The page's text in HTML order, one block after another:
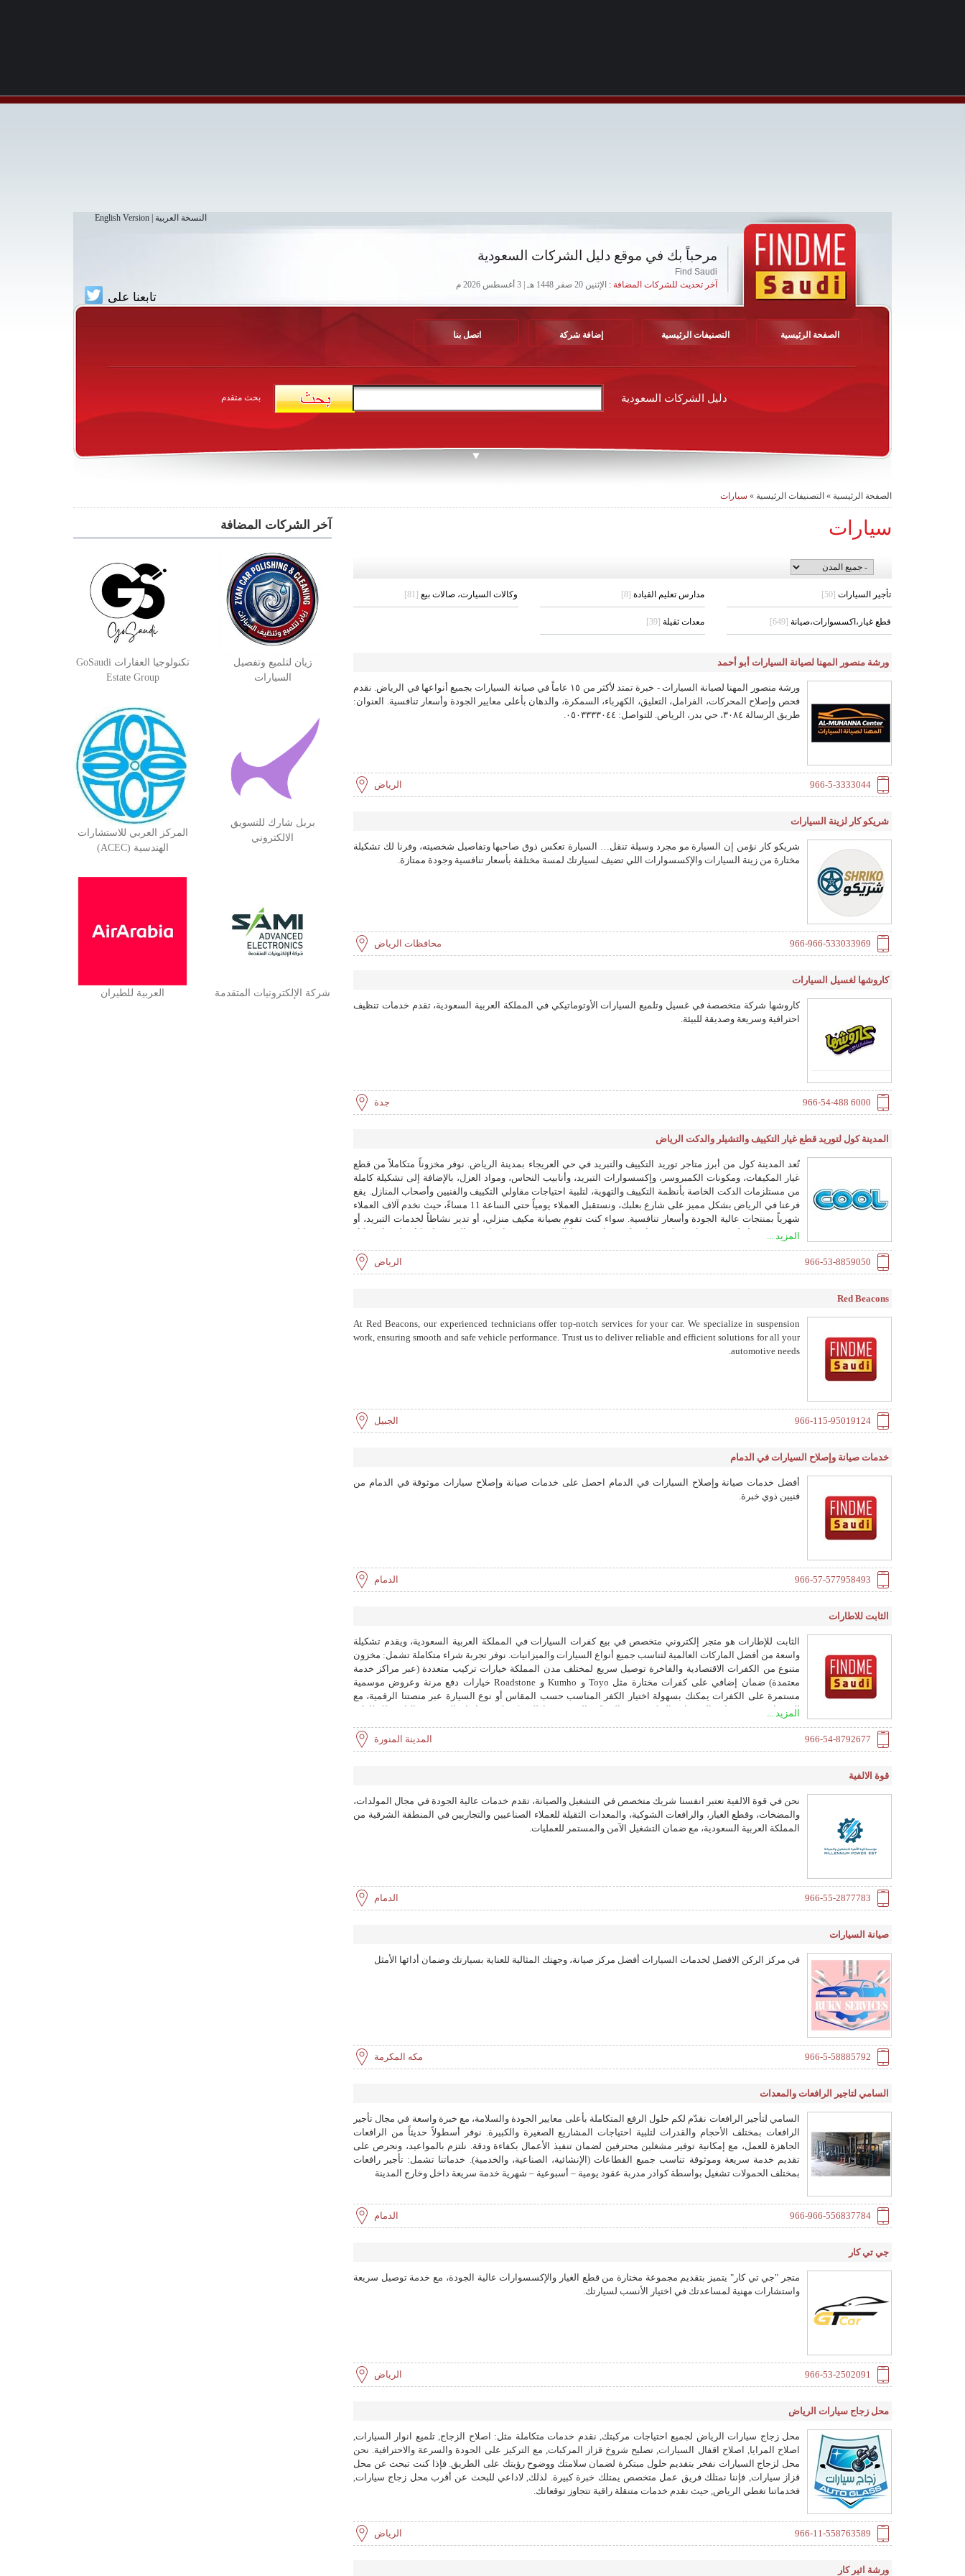
النسخة العربية English Version
مرحباً بك في موقع دليل الشركات السعودية
Find Saudi
آخر تحديث للشركات المضافة : الإثنين 20 صفر 1448 هـ | 3 أغسطس 2026 م
تابعنا على
الصفحة الرئيسية التصنيفات الرئيسية إضافة شركة اتصل بنا
دليل الشركات السعودية بحث متقدم
الصفحة الرئيسية » التصنيفات الرئيسية » سيارات
سيارات
تأجير السيارات [50]
قطع غيار،اكسسوارات،صيانة [649]
مدارس تعليم القيادة [8]
معدات ثقيلة [39]
وكالات السيارت، صالات بيع [81]
ورشة منصور المهنا لصيانة السيارات أبو أحمد
ورشة منصور المهنا لصيانة السيارات - خبرة تمتد لأكثر من ١٥ عاماً في صيانة السيارات بجميع أنواعها في الرياض. نقدم
فحص وإصلاح المحركات، الفرامل، التعليق، الكهرباء، السمكرة، والدهان بأعلى معايير الجودة وأسعار تنافسية. العنوان:
طريق الرسالة ٣٠٨٤، حي بدر، الرياض. للتواصل: ٠٥٠٣٣٣٣٠٤٤.
966-5-3333044 الرياض
شريكو كار لزينة السيارات
شريكو كار نؤمن إن السيارة مو مجرد وسيلة تنقل… السيارة تعكس ذوق صاحبها وتفاصيل شخصيته، وفرنا لك تشكيلة
مختارة من زينة السيارات والإكسسوارات اللي تضيف لسيارتك لمسة مختلفة بأسعار تنافسية وجودة ممتازة.
966-966-533033969 محافظات الرياض
كاروشها لغسيل السيارات
كاروشها شركة متخصصة في غسيل وتلميع السيارات الأوتوماتيكي في المملكة العربية السعودية، تقدم خدمات تنظيف
احترافية وسريعة وصديقة للبيئة.
966-54-488 6000 جدة
المدينة كول لتوريد قطع غيار التكييف والتشيلر والدكت الرياض
تُعد المدينة كول من أبرز متاجر توريد التكييف والتبريد في حي العريجاء بمدينة الرياض. نوفر مخزوناً متكاملاً من قطع
غيار المكيفات، ومكونات الكمبروسر، وإكسسوارات التبريد، وأنابيب النحاس، ومواد العزل، بالإضافة إلى تشكيلة كاملة
من مستلزمات الدكت الخاصة بأنظمة التكييف والتهوية، لتلبية احتياجات مقاولي التكييف والفنيين وأصحاب المنازل. يقع
فرعنا في الرياض بشكل مميز على شارع بعلبك، ونستقبل العملاء يومياً حتى الساعة 11 مساءً، حيث نخدم آلاف العملاء
شهرياً بمنتجات عالية الجودة وأسعار تنافسية. سواء كنت تقوم بصيانة مكيف منزلي، أو تدير نشاطاً لخدمات التبريد، أو
تبحث عن مواد لمشروع تركيب دكت تجاري كبير، فإن فريقنا المتخصص سيساعدك في العثور على كل ما تحتاجه بكل
المزيد ...
966-53-8859050 الرياض
Red Beacons
At Red Beacons, our experienced technicians offer top-notch services for your car. We specialize in suspension
work, ensuring smooth and safe vehicle performance. Trust us to deliver reliable and efficient solutions for all your
automotive needs.
966-115-95019124 الجبيل
خدمات صيانة وإصلاح السيارات في الدمام
أفضل خدمات صيانة وإصلاح السيارات في الدمام احصل على خدمات صيانة وإصلاح سيارات موثوقة في الدمام من
فنيين ذوي خبرة.
966-57-577958493 الدمام
الثابت للاطارات
الثابت للإطارات هو متجر إلكتروني متخصص في بيع كفرات السيارات في المملكة العربية السعودية، ويقدم تشكيلة
واسعة من أفضل الماركات العالمية لتناسب جميع أنواع السيارات والميزانيات. نوفر تجربة شراء متكاملة تشمل: مخزون
متنوع من الكفرات الاقتصادية والفاخرة توصيل سريع لمختلف مدن المملكة خيارات تركيب متعددة (عبر مراكز خدمة
معتمدة) ضمان إضافي على كفرات مختارة مثل Toyo و Kumho و Roadstone خيارات دفع مرنة وعروض موسمية
مستمرة على الكفرات يمكنك بسهولة اختيار الكفر المناسب حسب المقاس أو نوع السيارة عبر منصتنا الرقمية، مع
الاستفادة من خدمات التوصيل والتركيب في المراكز المعتمدة. اطلب كفرات سيارتك اليوم من الثابت للإطارات
المزيد ...
966-54-8792677 المدينة المنورة
قوة الالفية
نحن في قوة الالفية نعتبر انفسنا شريك متخصص في التشغيل والصيانة، تقدم خدمات عالية الجودة في مجال المولدات،
والمضخات، وقطع الغيار، والرافعات الشوكية، والمعدات الثقيلة للعملاء الصناعيين والتجاريين في المنطقة الشرقية من
المملكة العربية السعودية، مع ضمان التشغيل الآمن والمستمر للعمليات.
966-55-2877783 الدمام
صيانة السيارات
في مركز الركن الافضل لخدمات السيارات أفضل مركز صيانة، وجهتك المثالية للعناية بسيارتك وضمان أدائها الأمثل
966-5-58885792 مكه المكرمة
السامي لتاجير الرافعات والمعدات
السامي لتأجير الرافعات نقدّم لكم حلول الرفع المتكاملة بأعلى معايير الجودة والسلامة، مع خبرة واسعة في مجال تأجير
الرافعات بمختلف الأحجام والقدرات لتلبية احتياجات المشاريع الصغيرة والكبيرة. نوفر أسطولاً حديثاً من الرافعات
الجاهزة للعمل، مع إمكانية توفير مشغلين محترفين لضمان تنفيذ الأعمال بكفاءة ودقة. نلتزم بالمواعيد، ونحرص على
تقديم خدمة سريعة وموثوقة تناسب جميع القطاعات (الإنشائية، الصناعية، والخدمية). خدماتنا تشمل: تأجير رافعات
بمختلف الحمولات تشغيل بواسطة كوادر مدربة عقود يومية – أسبوعية – شهرية خدمة سريعة داخل وخارج المدينة
966-966-556837784 الدمام
جي تي كار
متجر "جي تي كار" يتميز بتقديم مجموعة مختارة من قطع الغيار والإكسسوارات عالية الجودة، مع خدمة توصيل سريعة
واستشارات مهنية لمساعدتك في اختيار الأنسب لسيارتك.
966-53-2502091 الرياض
محل زجاج سيارات الرياض
محل زجاج سيارات الرياض لجميع احتياجات مركبتك, نقدم خدمات متكاملة مثل: اصلاح الزجاج, تلميع انوار السيارات,
اصلاح المرايا, اصلاح اقفال السيارات, تصليح شروخ قزاز المركبات, مع التركيز على الجودة والسرعة والاحترافية. نحن
محل لزجاج السيارات نفخر بتقديم حلول مبتكرة لضمان سلامتك ووضوح رؤيتك على الطريق. فإذا كنت تبحث عن محل
قزاز سيارات, فإننا نمتلك فريق عمل متخصص يمتلك خبرة كبيرة. لذلك, لاداعي للبحث عن أقرب محل زجاج سيارات,
فخدماتنا تغطي الرياض, حيث نقدم خدمات متنقلة راقية تتجاوز توقعاتك.
966-11-558763589 الرياض
ورشة اثير كار
آخر الشركات المضافة
زيان لتلميع وتفصيل
السيارات
تكنولوجيا العقارات GoSaudi
Estate Group
بربل شارك للتسويق
الالكتروني
المركز العربي للاستشارات
الهندسية (ACEC)
شركة الإلكترونيات المتقدمة العربية للطيران